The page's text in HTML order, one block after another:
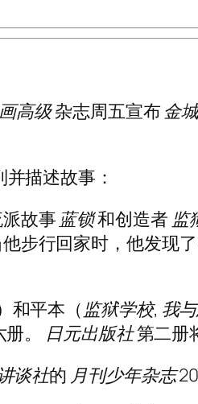
高级杂志周五宣布金
描述故事：
故事 蓝锁和创造者 监
步行回家时，他发现
和平本（监狱学校, 我
。 日元出版社第二册
谈社的 月刊少年杂志